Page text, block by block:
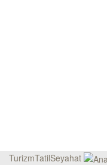
TurizmTatilSeyahat